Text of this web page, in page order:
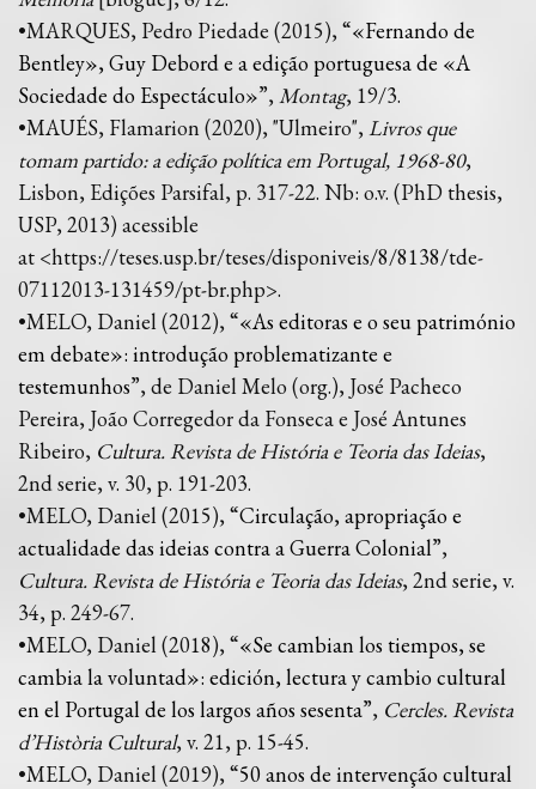
•MARQUES, Pedro Piedade (2015), “«Fernando de
Bentley», Guy Debord e a edição portuguesa de «A
Sociedade do Espectáculo»”, Montag, 19/3.
•MAUÉS, Flamarion (2020), "Ulmeiro", Livros que
tomam partido: a edição política em Portugal, 1968-80,
Lisbon, Edições Parsifal, p. 317-22. Nb: o.v. (PhD thesis,
USP, 2013) acessible
at <https://teses.usp.br/teses/disponiveis/8/8138/tde-
07112013-131459/pt-br.php>.
•MELO, Daniel (2012), “«As editoras e o seu património
em debate»: introdução problematizante e
testemunhos”, de Daniel Melo (org.), José Pacheco
Pereira, João Corregedor da Fonseca e José Antunes
Ribeiro, Cultura. Revista de História e Teoria das Ideias,
2nd serie, v. 30, p. 191-203.
•MELO, Daniel (2015), “Circulação, apropriação e
actualidade das ideias contra a Guerra Colonial”,
Cultura. Revista de História e Teoria das Ideias, 2nd serie, v.
34, p. 249-67.
•MELO, Daniel (2018), “«Se cambian los tiempos, se
cambia la voluntad»: edición, lectura y cambio cultural
en el Portugal de los largos años sesenta”, Cercles. Revista
d’Història Cultural, v. 21, p. 15-45.
•MELO, Daniel (2019), “50 anos de intervenção cultural